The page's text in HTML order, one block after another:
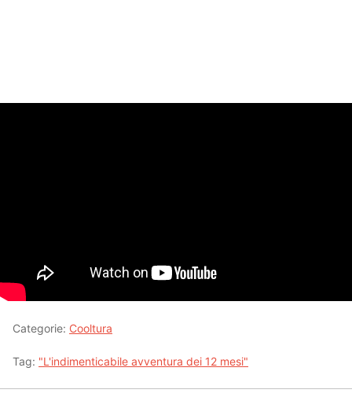
Categorie: Cooltura
Tag: "L'indimenticabile avventura dei 12 mesi"